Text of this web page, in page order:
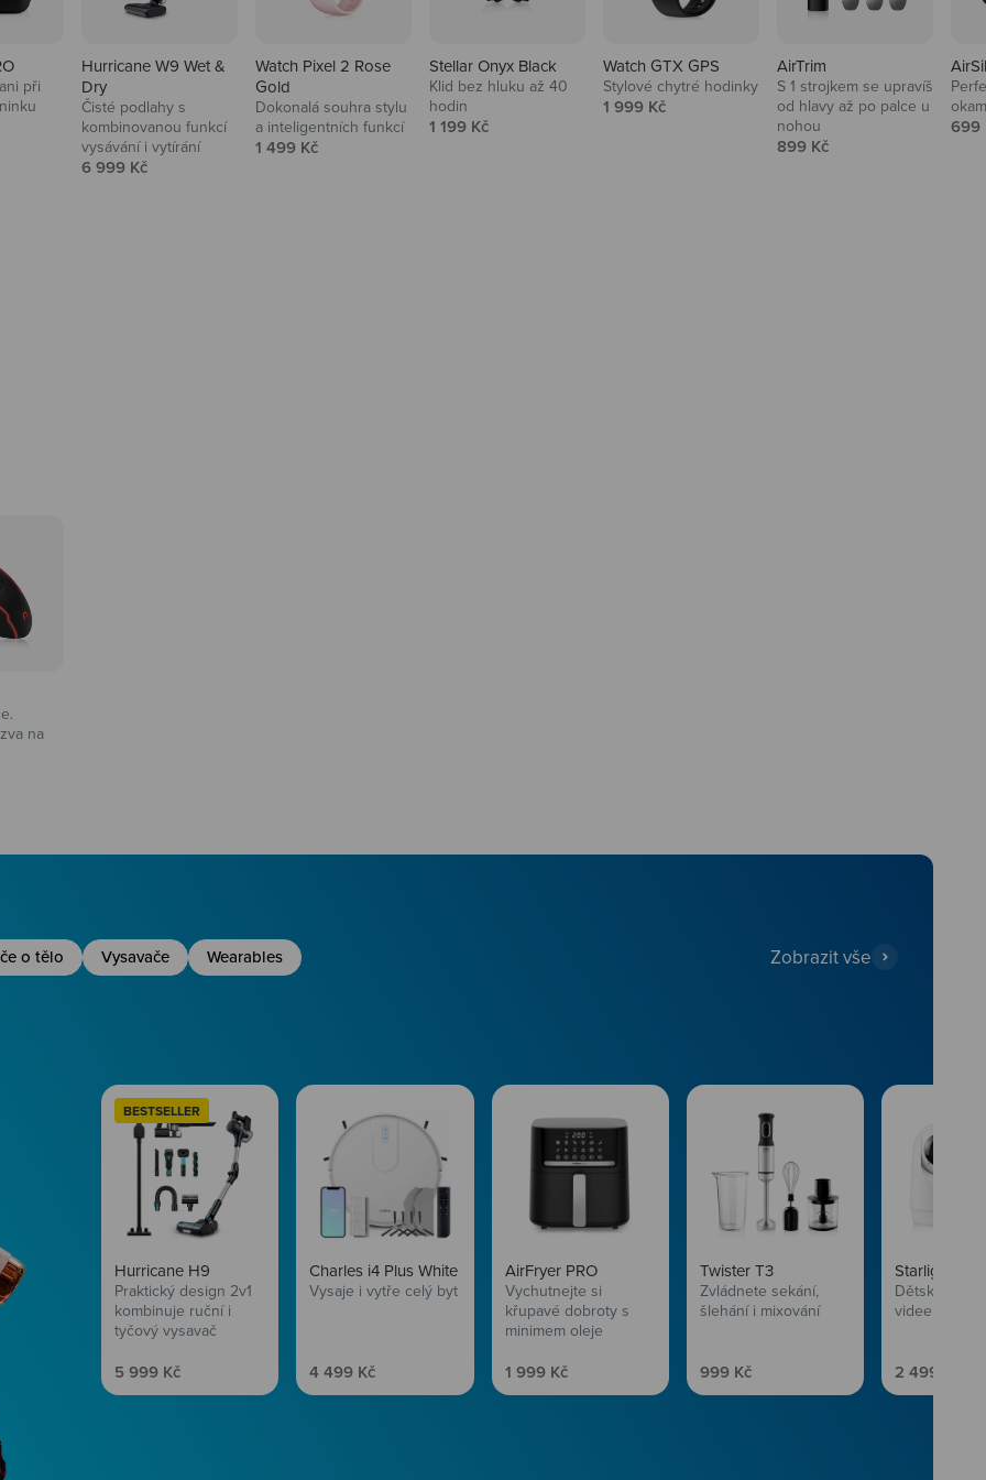
při
Hurricane W9 Wet &
Dry
Čisté podlahy s
kombinovanou funkcí
vysávání i vytírání
Prodejní cena
6 999 Kč
Watch Pixel 2 Rose
Gold
Dokonalá souhra stylu
a inteligentních funkcí
Prodejní cena
1 499 Kč
Stellar Onyx Black
Klid bez hluku až 40
hodin
Prodejní cena
1 199 Kč
Watch GTX GPS
Stylové chytré hodinky
Prodejní cena
1 999 Kč
AirTrim
S 1 strojkem se upravíš
od hlavy až po palce u
nohou
Prodejní cena
899 Kč
699
na
o tělo Vysavače Wearables Zobrazit vše
BESTSELLER
Hurricane H9
Praktický design 2v1
kombinuje ruční i
tyčový vysavač
Prodejní cena
5 999 Kč
Charles i4 Plus White
Vysaje i vytře celý byt
Prodejní cena
4 499 Kč
AirFryer PRO
Vychutnejte si
křupavé dobroty s
minimem oleje
Prodejní cena
1 999 Kč
Twister T3
Zvládnete sekání,
šlehání i mixování
Prodejní cena
999 Kč
Starlight SL5
Dětská
videem
Prodejní
2 499 Kč
Péče o vlasy